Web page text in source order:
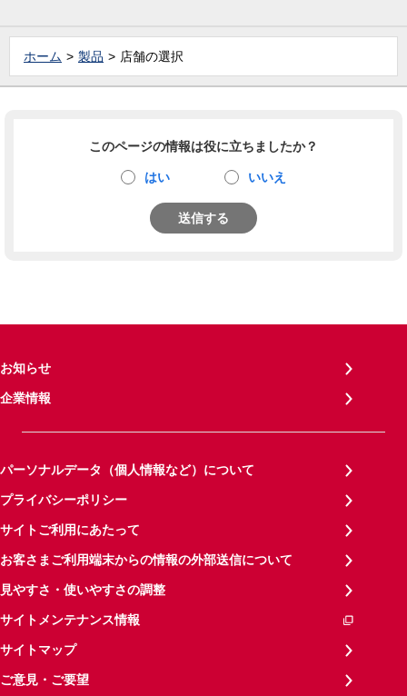
ホーム 製品 店舗の選択
このページの情報は役に立ちましたか？
はい いいえ
送信する
お知らせ
企業情報
パーソナルデータ（個人情報など）について
プライバシーポリシー
サイトご利用にあたって
お客さまご利用端末からの情報の外部送信について
見やすさ・使いやすさの調整
サイトメンテナンス情報
サイトマップ
ご意見・ご要望